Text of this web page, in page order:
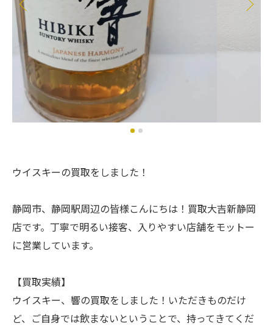
ウイスキーの買取をしました！
静岡市、静岡駅周辺の皆様こんにちは！買取大吉新静岡
店です。丁寧で明るい接客、入りやすい店舗をモットー
に営業しています。
【買取実績】
ウイスキー、響の買取をしました！いただきものだけ
ど、ご自身では飲まないということで、持ってきてくだ